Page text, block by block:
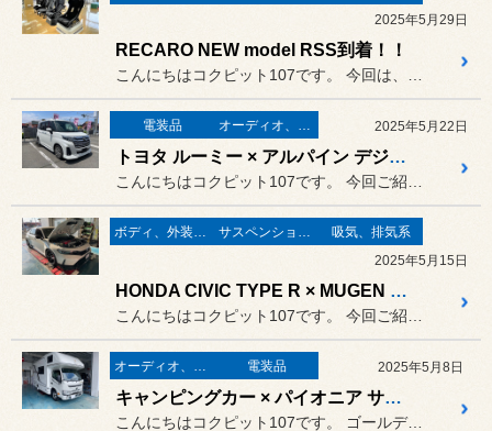
2025年5月29日
RECARO NEW model RSS到着！！
電装品 オーディオ、ナビ取り付け 2025年5月22日
トヨタ ルーミー × アルパイン デジタルインナーミラーDVR-DM1000A-IC
ボディ、外装関連 サスペンション関係
吸気、排気系
2025年5月15日
HONDA CIVIC TYPE R × MUGEN FRONT UNDER SPOILER ベルリナブラック
オーディオ、ナビ取り付け 電装品 2025年5月8日
キャンピングカー × パイオニア サイバーナビ取付！！
こんにちはコクピット107です。 ゴールデンウイークも終わり本格的...